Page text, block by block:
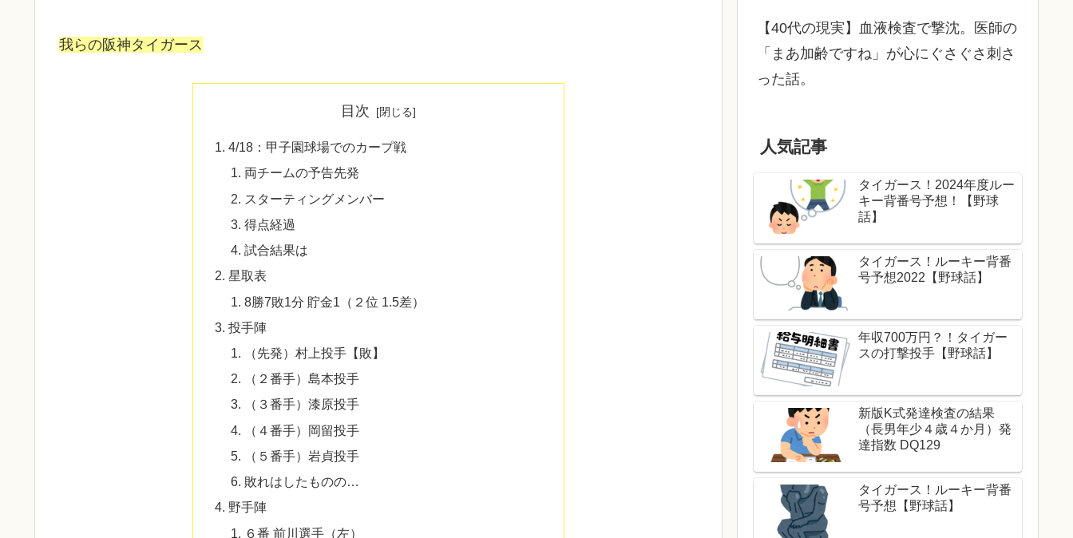
我らの阪神タイガース
目次
4/18：甲子園球場でのカープ戦
両チームの予告先発
スターティングメンバー
得点経過
試合結果は
星取表
8勝7敗1分 貯金1（２位 1.5差）
投手陣
（先発）村上投手【敗】
（２番手）島本投手
（３番手）漆原投手
（４番手）岡留投手
（５番手）岩貞投手
敗れはしたものの…
野手陣
６番 前川選手（左）
【40代の現実】血液検査で撃沈。医師の
「まあ加齢ですね」が心にぐさぐさ刺さ
った話。
人気記事
タイガース！2024年度ルー
キー背番号予想！【野球
話】
タイガース！ルーキー背番
号予想2022【野球話】
年収700万円？！タイガー
スの打撃投手【野球話】
新版K式発達検査の結果
（長男年少４歳４か月）発
達指数 DQ129
タイガース！ルーキー背番
号予想【野球話】